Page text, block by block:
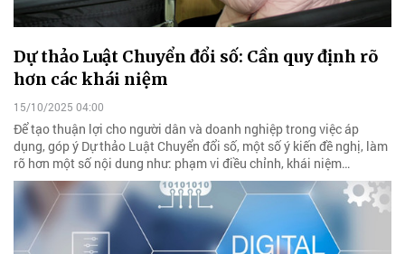
Dự thảo Luật Chuyển đổi số: Cần quy định rõ
hơn các khái niệm
15/10/2025 04:00
Để tạo thuận lợi cho người dân và doanh nghiệp trong việc áp
dụng, góp ý Dự thảo Luật Chuyển đổi số, một số ý kiến đề nghị, làm
rõ hơn một số nội dung như: phạm vi điều chỉnh, khái niệm…